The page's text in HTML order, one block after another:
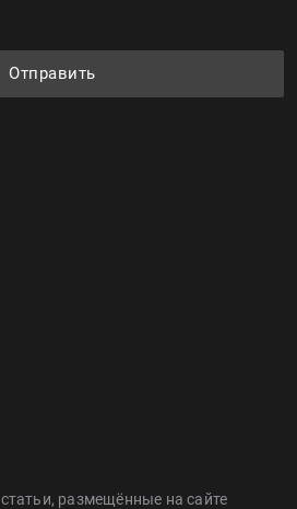
Отправить
размещённые на сайте